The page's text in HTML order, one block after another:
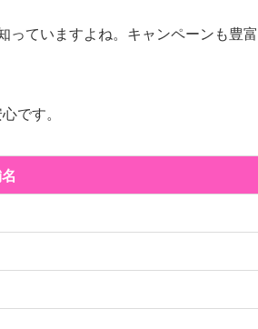
っていますよね。キャンペーンも豊富
です。